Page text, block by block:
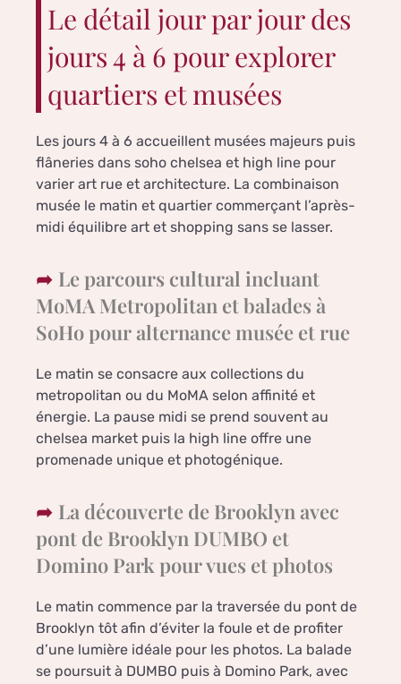
Le détail jour par jour des
jours 4 à 6 pour explorer
quartiers et musées
Les jours 4 à 6 accueillent musées majeurs puis
flâneries dans soho chelsea et high line pour
varier art rue et architecture. La combinaison
musée le matin et quartier commerçant l’après-
midi équilibre art et shopping sans se lasser.
Le parcours cultural incluant
MoMA Metropolitan et balades à
SoHo pour alternance musée et rue
Le matin se consacre aux collections du
metropolitan ou du MoMA selon affinité et
énergie. La pause midi se prend souvent au
chelsea market puis la high line offre une
promenade unique et photogénique.
La découverte de Brooklyn avec
pont de Brooklyn DUMBO et
Domino Park pour vues et photos
Le matin commence par la traversée du pont de
Brooklyn tôt afin d’éviter la foule et de profiter
d’une lumière idéale pour les photos. La balade
se poursuit à DUMBO puis à Domino Park, avec